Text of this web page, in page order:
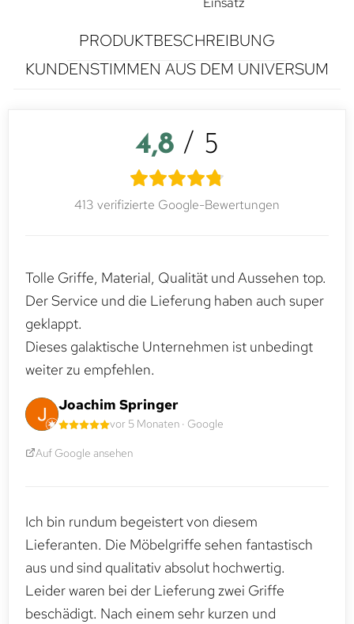
PRODUKTBESCHREIBUNG
KUNDENSTIMMEN AUS DEM UNIVERSUM
4,8 / 5
413 verifizierte Google-Bewertungen
Tolle Griffe, Material, Qualität und Aussehen top.
Der Service und die Lieferung haben auch super
geklappt.
Dieses galaktische Unternehmen ist unbedingt
weiter zu empfehlen.
Joachim Springer
vor 5 Monaten · Google
Auf Google ansehen
Ich bin rundum begeistert von diesem
Lieferanten. Die Möbelgriffe sehen fantastisch
aus und sind qualitativ absolut hochwertig.
Leider waren bei der Lieferung zwei Griffe
beschädigt. Nach einem sehr kurzen und